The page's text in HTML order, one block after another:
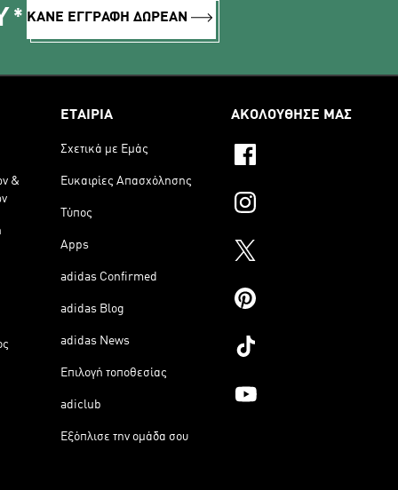
ΚΑΝΕ ΕΓΓΡΑΦΗ ΔΩΡΕΑΝ
&
ΕΤΑΙΡΙΑ
Σχετικά με Εμάς
Ευκαιρίες Απασχόλησης
Τύπος
Apps
adidas Confirmed
adidas Blog
adidas News
Επιλογή τοποθεσίας
adiclub
Εξόπλισε την ομάδα σου
ΑΚΟΛΟΥΘΗΣΕ ΜΑΣ